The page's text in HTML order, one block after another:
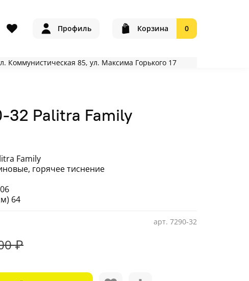
Профиль Корзина 0
Коммунистическая 85, ул. Максима Горького 17
арт. 7290-32
32 Palitra Family
₽
Family
горячее тиснение
64